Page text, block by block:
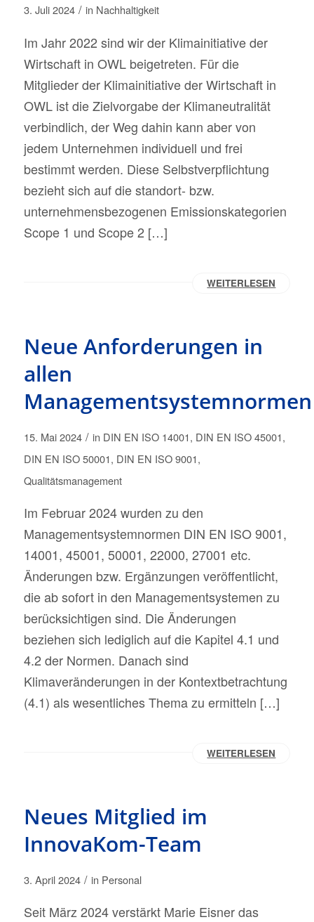
3. Juli 2024 / in Nachhaltigkeit
Im Jahr 2022 sind wir der Klimainitiative der
Wirtschaft in OWL beigetreten. Für die
Mitglieder der Klimainitiative der Wirtschaft in
OWL ist die Zielvorgabe der Klimaneutralität
verbindlich, der Weg dahin kann aber von
jedem Unternehmen individuell und frei
bestimmt werden. Diese Selbstverpflichtung
bezieht sich auf die standort- bzw.
unternehmensbezogenen Emissionskategorien
Scope 1 und Scope 2 […]
WEITERLESEN
Neue Anforderungen in
allen
Managementsystemnormen
15. Mai 2024 / in DIN EN ISO 14001, DIN EN ISO 45001,
DIN EN ISO 50001, DIN EN ISO 9001,
Qualitätsmanagement
Im Februar 2024 wurden zu den
Managementsystemnormen DIN EN ISO 9001,
14001, 45001, 50001, 22000, 27001 etc.
Änderungen bzw. Ergänzungen veröffentlicht,
die ab sofort in den Managementsystemen zu
berücksichtigen sind. Die Änderungen
beziehen sich lediglich auf die Kapitel 4.1 und
4.2 der Normen. Danach sind
Klimaveränderungen in der Kontextbetrachtung
(4.1) als wesentliches Thema zu ermitteln […]
WEITERLESEN
Neues Mitglied im
InnovaKom-Team
3. April 2024 / in Personal
Seit März 2024 verstärkt Marie Eisner das